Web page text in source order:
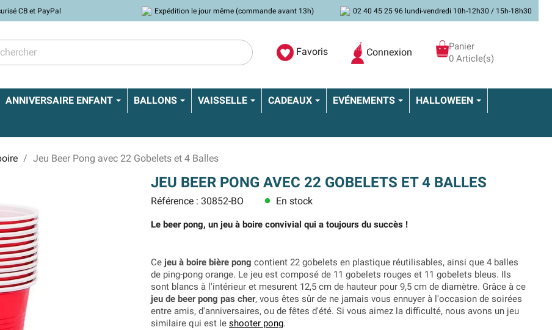
CB et PayPal Expédition le jour même (commande avant 13h) 02 40 45 25 96 lundi-vendredi 10h-12h30 / 15h-18h30
Favoris Connexion
Panier
0 Article(s)
ANNIVERSAIRE ENFANT BALLONS VAISSELLE CADEAUX EVÉNEMENTS HALLOWEEN
Jeu Beer Pong avec 22 Gobelets et 4 Balles
JEU BEER PONG AVEC 22 GOBELETS ET 4 BALLES
Référence : 30852-BO lens En stock
Le beer pong, un jeu à boire convivial qui a toujours du succès !
Ce jeu à boire bière pong contient 22 gobelets en plastique réutilisables, ainsi que 4 balles
de ping-pong orange. Le jeu est composé de 11 gobelets rouges et 11 gobelets bleus. Ils
sont blancs à l'intérieur et mesurent 12,5 cm de hauteur pour 9,5 cm de diamètre. Grâce à ce
jeu de beer pong pas cher, vous êtes sûr de ne jamais vous ennuyer à l'occasion de soirées
entre amis, d'anniversaires, ou de fêtes d'été. Si vous aimez la difficulté, nous avons un jeu
similaire qui est le shooter pong.